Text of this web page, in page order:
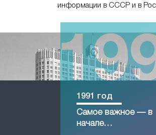
информации в СССР и в
1991 год
Самое важное — в
начале…